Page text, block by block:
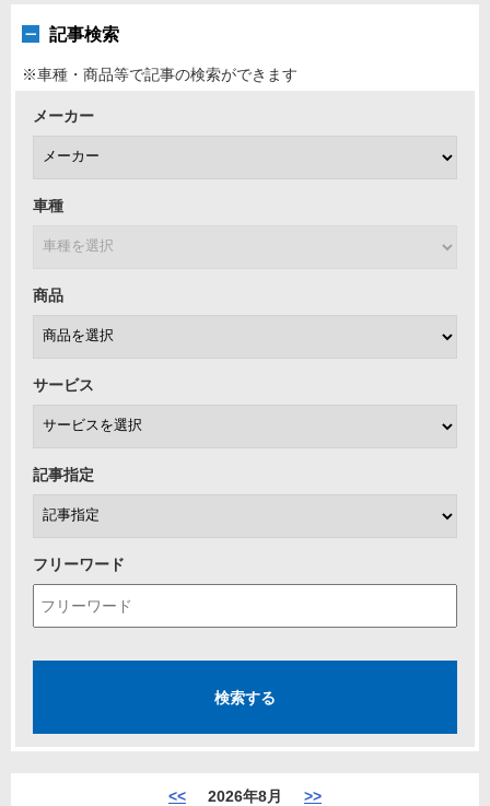
記事検索
※車種・商品等で記事の検索ができます
メーカー
車種
商品
サービス
記事指定
フリーワード
<< 2026年8月 >>